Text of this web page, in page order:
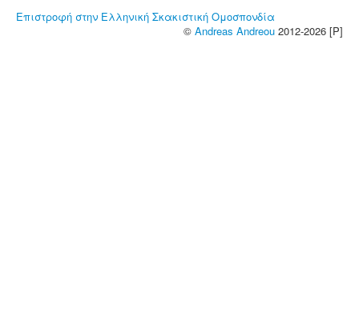
Επιστροφή στην Ελληνική Σκακιστική Ομοσπονδία
© Andreas Andreou 2012-2026 [P]